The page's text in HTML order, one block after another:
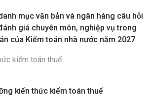
mục văn bản và ngân hàng câu hỏi
giá chuyên môn, nghiệp vụ trong
của Kiểm toán nhà nước năm 2027
kiến thức kiểm toán thuế